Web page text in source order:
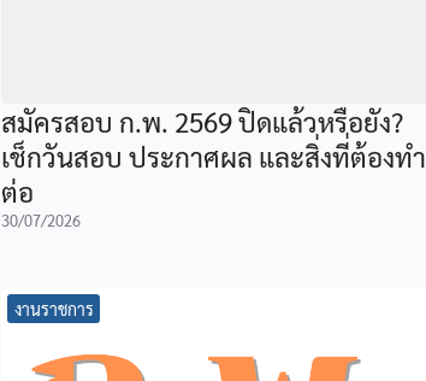
สมัครสอบ ก.พ. 2569 ปิดแล้วหรือยัง?
เช็กวันสอบ ประกาศผล และสิ่งที่ต้องทำ
ต่อ
30/07/2026
งานราชการ